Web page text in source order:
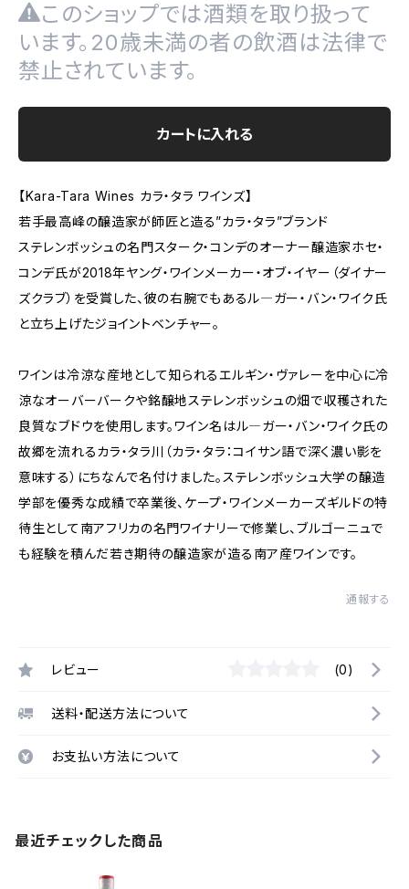
このショップでは酒類を取り扱って
います。20歳未満の者の飲酒は法律で
禁止されています。
カートに入れる
【Kara-Tara Wines カラ・タラ ワインズ】
若手最高峰の醸造家が師匠と造る”カラ・タラ”ブランド
ステレンボッシュの名門スターク・コンデのオーナー醸造家ホセ・
コンデ氏が2018年ヤング・ワインメーカー・オブ・イヤー（ダイナー
ズクラブ）を受賞した、彼の右腕でもあるル―ガー・バン・ワイク氏
と立ち上げたジョイントベンチャー。
ワインは冷涼な産地として知られるエルギン・ヴァレーを中心に冷
涼なオーバーバークや銘醸地ステレンボッシュの畑で収穫された
良質なブドウを使用します。ワイン名はル―ガー・バン・ワイク氏の
故郷を流れるカラ・タラ川（カラ・タラ：コイサン語で深く濃い影を
意味する）にちなんで名付けました。ステレンボッシュ大学の醸造
学部を優秀な成績で卒業後、ケープ・ワインメーカーズギルドの特
待生として南アフリカの名門ワイナリーで修業し、ブルゴーニュで
も経験を積んだ若き期待の醸造家が造る南ア産ワインです。
通報する
レビュー (0)
送料・配送方法について
お支払い方法について
最近チェックした商品